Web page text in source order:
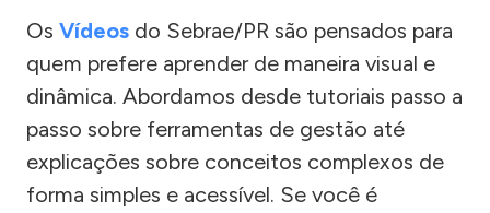
Os Vídeos do Sebrae/PR são pensados para
quem prefere aprender de maneira visual e
dinâmica. Abordamos desde tutoriais passo a
passo sobre ferramentas de gestão até
explicações sobre conceitos complexos de
forma simples e acessível. Se você é